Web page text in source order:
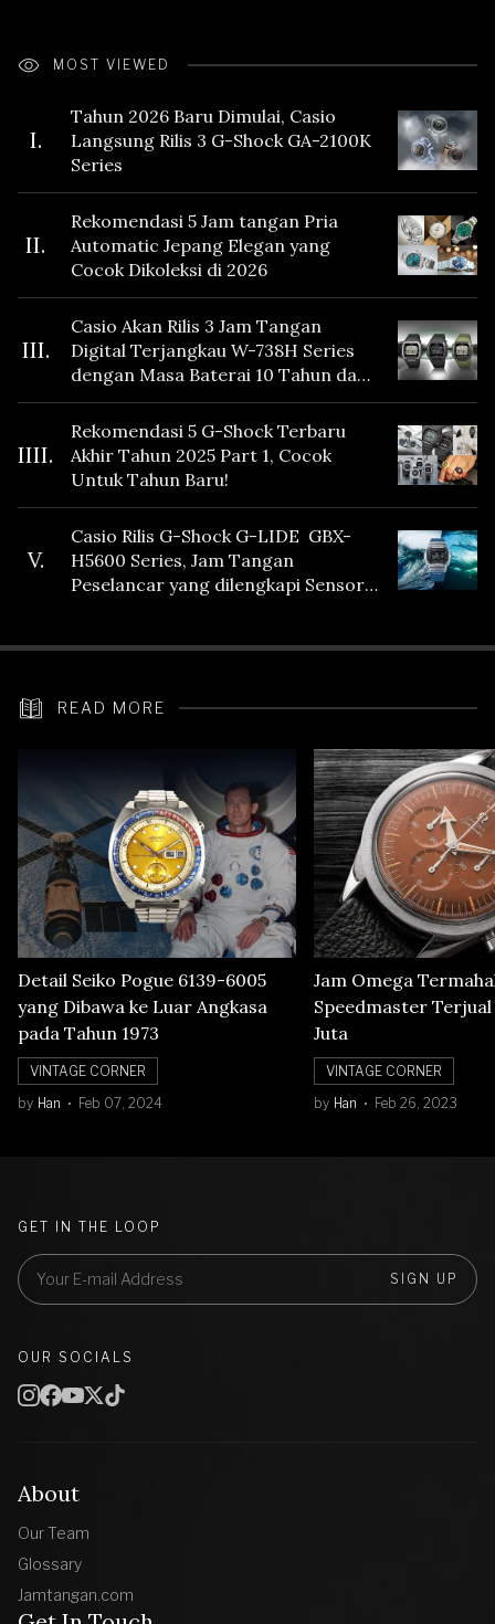
MOST VIEWED
I.
Tahun 2026 Baru Dimulai, Casio
Langsung Rilis 3 G-Shock GA-2100K
Series
II.
Rekomendasi 5 Jam tangan Pria
Automatic Jepang Elegan yang
Cocok Dikoleksi di 2026
III.
Casio Akan Rilis 3 Jam Tangan
Digital Terjangkau W-738H Series
dengan Masa Baterai 10 Tahun dan
Fitur Vibration
IIII.
Rekomendasi 5 G-Shock Terbaru
Akhir Tahun 2025 Part 1, Cocok
Untuk Tahun Baru!
V.
Casio Rilis G-Shock G-LIDE GBX-
H5600 Series, Jam Tangan
Peselancar yang dilengkapi Sensor
READ MORE
Detail Seiko Pogue 6139-6005
yang Dibawa ke Luar Angkasa
pada Tahun 1973
VINTAGE CORNER
by Han Feb 07, 2024
Jam Omega
Speedmaster Terjual
Juta
VINTAGE CORNER
by Han Feb 26, 2023
About
Our Team
Glossary
Jamtangan.com
GET IN THE LOOP
SIGN UP
OUR SOCIALS